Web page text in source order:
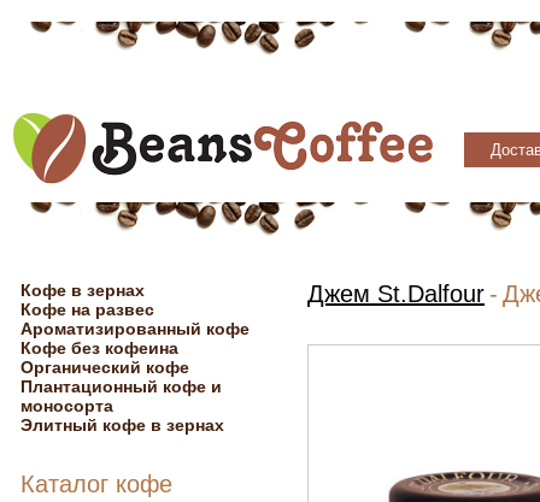
Кофе в зернах
Кофе на развес
Ароматизированный кофе
Кофе без кофеина
Органический кофе
Плантационный кофе и
моносорта
Элитный кофе в зернах
Каталог кофе
Джем St.Dalfour -